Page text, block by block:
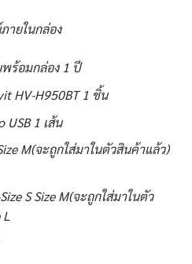
ายในกล่อง
ร้อมกล่อง 1 ปี
HV-H950BT 1 ชิ้น
USB 1 เส้น
M(จะถูกใส่มาในตัวสินค้าแล้ว)
S Size M(จะถูกใส่มาในตัว
L